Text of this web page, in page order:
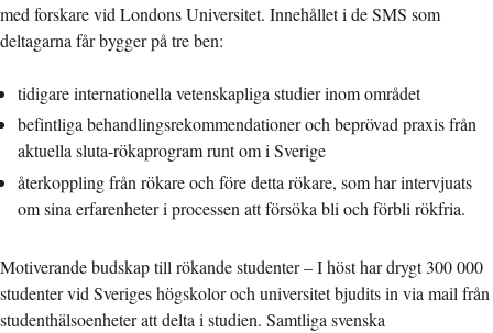
med forskare vid Londons Universitet. Innehållet i de SMS som
deltagarna får bygger på tre ben:
tidigare internationella vetenskapliga studier inom området
befintliga behandlingsrekommendationer och beprövad praxis från
aktuella sluta-rökaprogram runt om i Sverige
återkoppling från rökare och före detta rökare, som har intervjuats
om sina erfarenheter i processen att försöka bli och förbli rökfria.
Motiverande budskap till rökande studenter – I höst har drygt 300 000
studenter vid Sveriges högskolor och universitet bjudits in via mail från
studenthälsoenheter att delta i studien. Samtliga svenska